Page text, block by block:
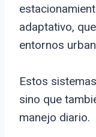
adaptativo,
entornos
Estos
sino que
manejo diario.